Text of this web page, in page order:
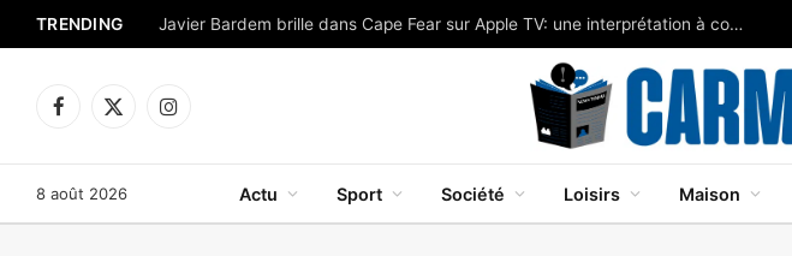
TRENDING Javier Bardem brille dans Cape Fear sur Apple TV: une interprétation à couper le souffle
Facebook
X
Instagram
8 août 2026 Actu Sport Société Loisirs Maison